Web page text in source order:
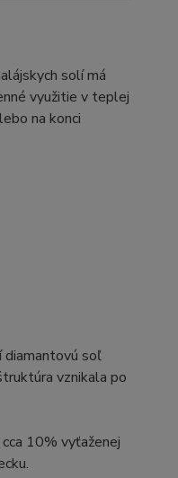
solí má
využitie v teplej
na konci
diamantovú soľ
vznikala po
10% vyťaženej